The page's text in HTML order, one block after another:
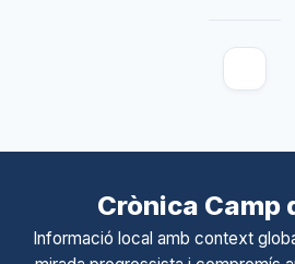
Crònica Camp
Informació local amb context